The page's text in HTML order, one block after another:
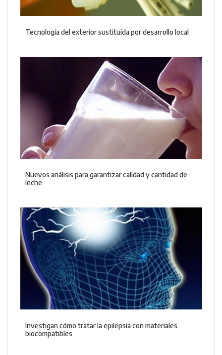
Tecnología del exterior sustituída por desarrollo local
Nuevos análisis para garantizar calidad y cantidad de
leche
Investigan cómo tratar la epilepsia con materiales
biocompatibles